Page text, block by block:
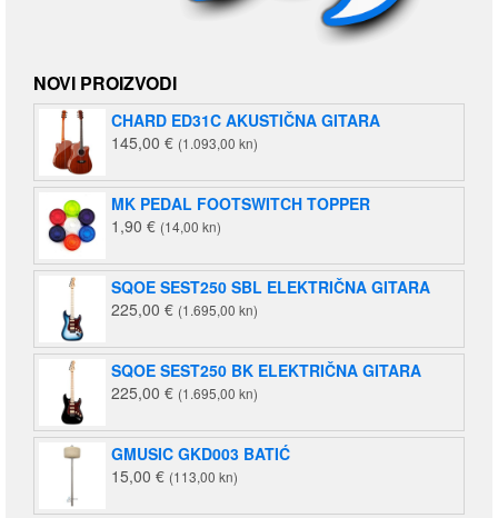
NOVI PROIZVODI
CHARD ED31C AKUSTIČNA GITARA
145,00 € (1.093,00 kn)
MK PEDAL FOOTSWITCH TOPPER
1,90 € (14,00 kn)
SQOE SEST250 SBL ELEKTRIČNA GITARA
225,00 € (1.695,00 kn)
SQOE SEST250 BK ELEKTRIČNA GITARA
225,00 € (1.695,00 kn)
GMUSIC GKD003 BATIĆ
15,00 € (113,00 kn)